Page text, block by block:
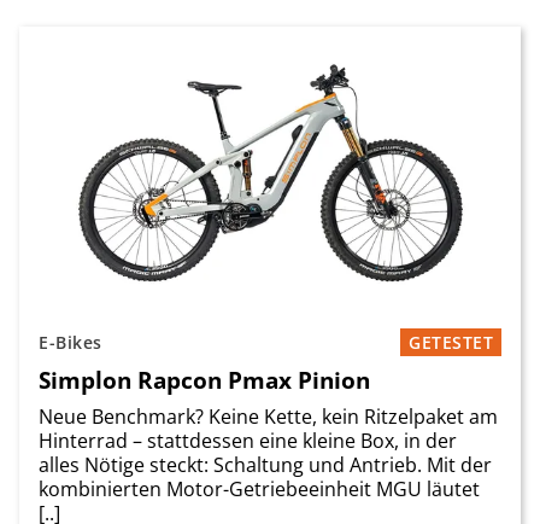
E-Bikes GETESTET
Simplon Rapcon Pmax Pinion
Neue Benchmark? Keine Kette, kein Ritzelpaket am
Hinterrad – stattdessen eine kleine Box, in der
alles Nötige steckt: Schaltung und Antrieb. Mit der
kombinierten Motor-Getriebeeinheit MGU läutet
[..]